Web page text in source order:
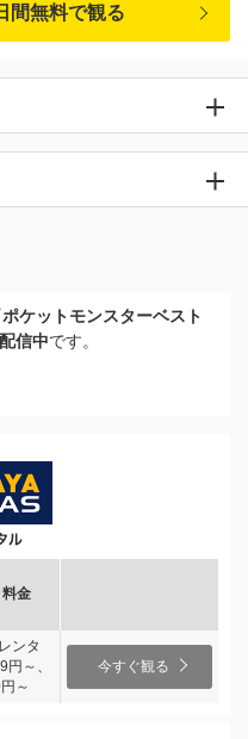
間無料で観る
ポケットモンスターベスト
信中です。
金
ンタ
～、
～
今すぐ観る